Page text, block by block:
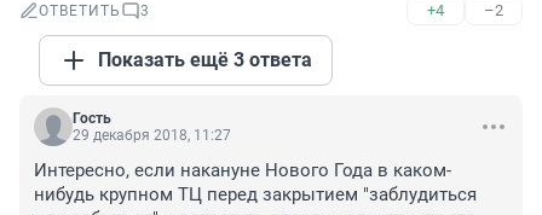
ОТВЕТИТЬ 3 +4 –2
Показать ещё 3 ответа
Гость
29 декабря 2018, 11:27
Интересно, если накануне Нового Года в каком-
нибудь крупном ТЦ перед закрытием "заблудиться